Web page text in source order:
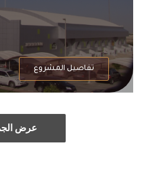
تفاصيل المشروع
عرض
عرض